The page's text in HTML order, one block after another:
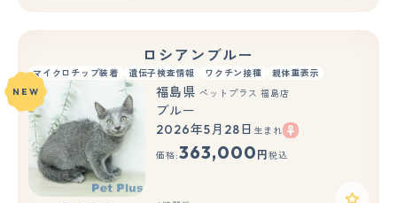
ロシアンブルー
マイクロチップ装着 遺伝子検査情報 ワクチン接種
親体重表示
NEW
福島県 ペットプラス 福島店
ブルー
2026年5月28日 生まれ
価格:363,000 円 税込